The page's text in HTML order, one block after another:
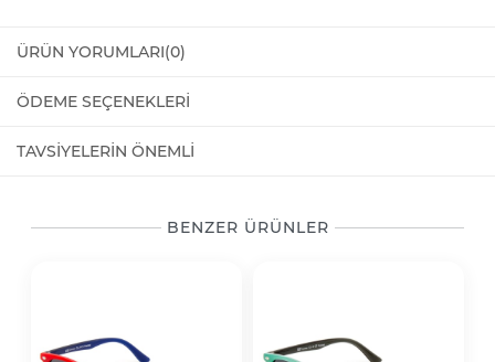
ÜRÜN YORUMLARI(0)
ÖDEME SEÇENEKLERI
TAVSIYELERIN ÖNEMLI
BENZER ÜRÜNLER